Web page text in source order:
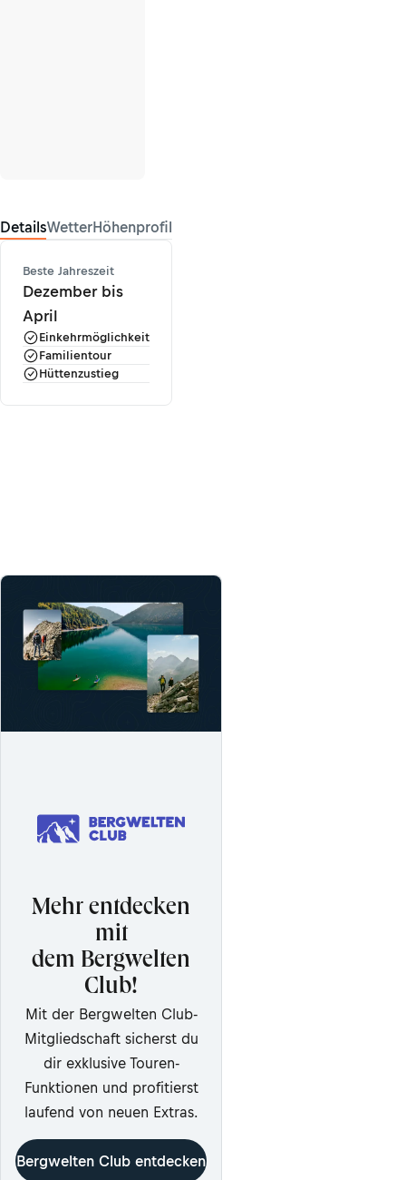
DetailsWetterHöhenprofil
Beste Jahreszeit
Dezember bis
April
Einkehrmöglichkeit
Familientour
Hüttenzustieg
Mehr entdecken
mit
dem Bergwelten
Club!
Mit der Bergwelten Club-
Mitgliedschaft sicherst du
dir exklusive Touren-
Funktionen und profitierst
laufend von neuen Extras.
Bergwelten Club entdecken